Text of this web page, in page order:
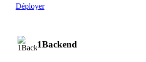
Déployer
1Backend